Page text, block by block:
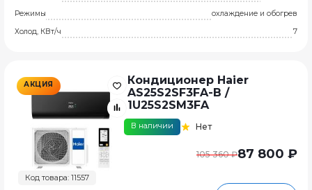
Режимы
охлаждение и обогрев
Холод, КВт/ч
7
АКЦИЯ
Код товара: 11557
Кондиционер Haier
AS25S2SF3FA-B /
1U25S2SM3FA
В наличии Нет
105 360 ₽87 800 ₽